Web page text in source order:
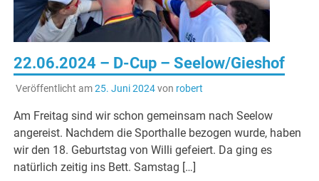
22.06.2024 – D-Cup – Seelow/Gieshof
Veröffentlicht am25. Juni 2024von robert
Am Freitag sind wir schon gemeinsam nach Seelow
angereist. Nachdem die Sporthalle bezogen wurde, haben
wir den 18. Geburtstag von Willi gefeiert. Da ging es
natürlich zeitig ins Bett. Samstag […]